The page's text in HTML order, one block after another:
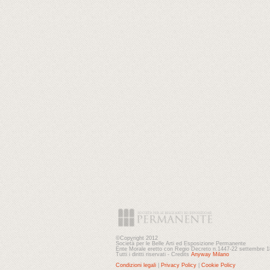
©Copyright 2012
Società per le Belle Arti ed Esposizione Permanente
Ente Morale eretto con Regio Decreto n.1447-22 settembre
Tutti i diritti riservati - Credits Anyway Milano
Condizioni legali
Privacy Policy Cookie Policy